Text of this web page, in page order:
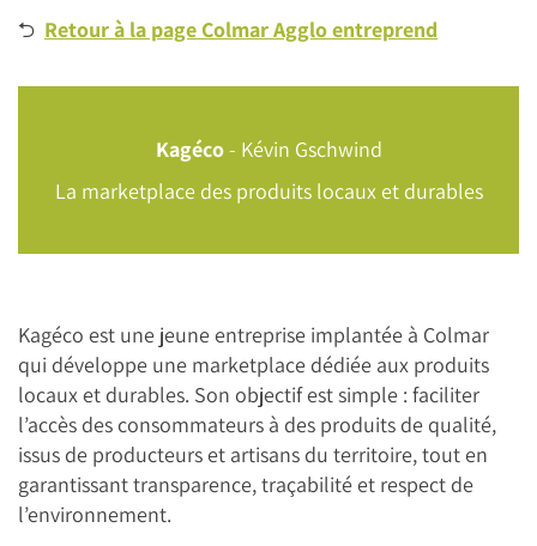
⮌ Retour à la page Colmar Agglo entreprend
Kagéco- Kévin Gschwind
La marketplace des produits locaux et durables
Kagéco est une jeune entreprise implantée à Colmar
qui développe une marketplace dédiée aux produits
locaux et durables. Son objectif est simple : faciliter
l’accès des consommateurs à des produits de qualité,
issus de producteurs et artisans du territoire, tout en
garantissant transparence, traçabilité et respect de
l’environnement.